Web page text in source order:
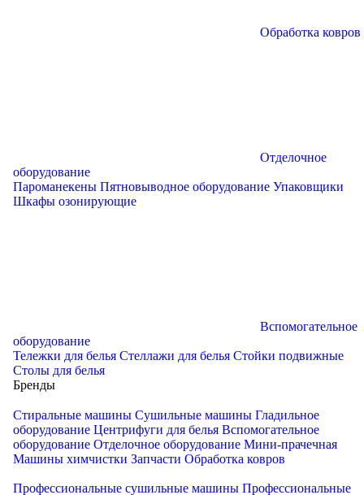
Обработка ковров
Отделочное
оборудование
Пароманекены Пятновыводное оборудование Упаковщики
Шкафы озонирующие
Вспомогательное
оборудование
Тележки для белья Стеллажи для белья Стойки подвижные
Столы для белья
Бренды
Стиральные машины Сушильные машины Гладильное
оборудование Центрифуги для белья Вспомогательное
оборудование Отделочное оборудование Мини-прачечная
Машины химчистки Запчасти Обработка ковров
Профессиональные сушильные машины Профессиональные